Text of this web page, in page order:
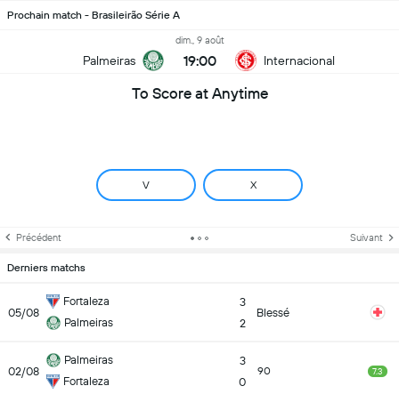
Prochain match - Brasileirão Série A
Palmeiras
dim., 9 août
19:00 Internacional
To Score at Anytime
V X
Précédent Suivant
Derniers matchs
05/08
Fortaleza
Palmeiras
3
2
Blessé
02/08
Palmeiras
Fortaleza
3
0
90 7.3